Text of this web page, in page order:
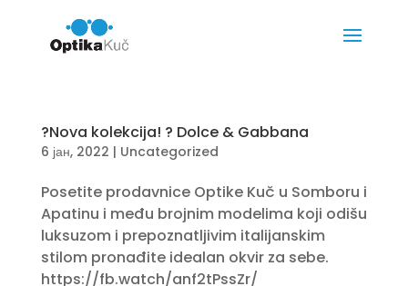
?Nova kolekcija! ? Dolce & Gabbana
6 јан, 2022 | Uncategorized
Posetite prodavnice Optike Kuč u Somboru i
Apatinu i među brojnim modelima koji odišu
luksuzom i prepoznatljivim italijanskim
stilom pronađite idealan okvir za sebe.
https://fb.watch/anf2tPssZr/